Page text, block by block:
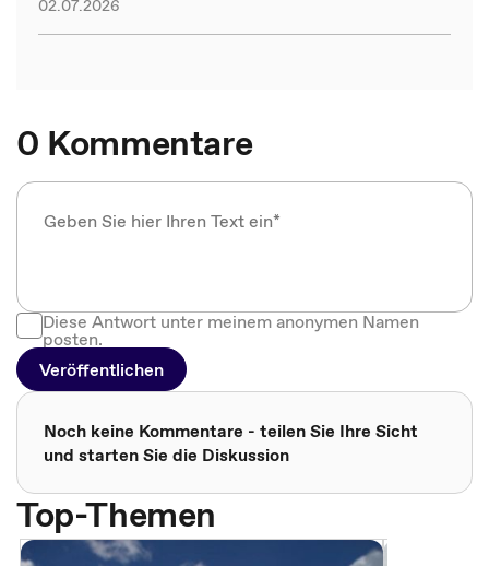
02.07.2026
0 Kommentare
Diese Antwort unter meinem anonymen Namen
posten.
Veröffentlichen
Noch keine Kommentare - teilen Sie Ihre Sicht
und starten Sie die Diskussion
Top-Themen